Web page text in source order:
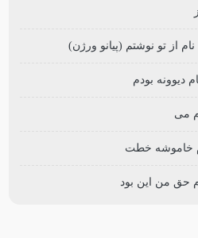
از تو نوشتم (پیانو ورژن)
دیوونه بودم
می
خاموشه خطت
حق من این بود